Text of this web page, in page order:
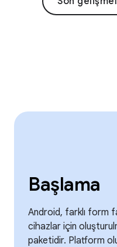
Başlama
Android, farklı form
cihazlar için
paketidir. Platform